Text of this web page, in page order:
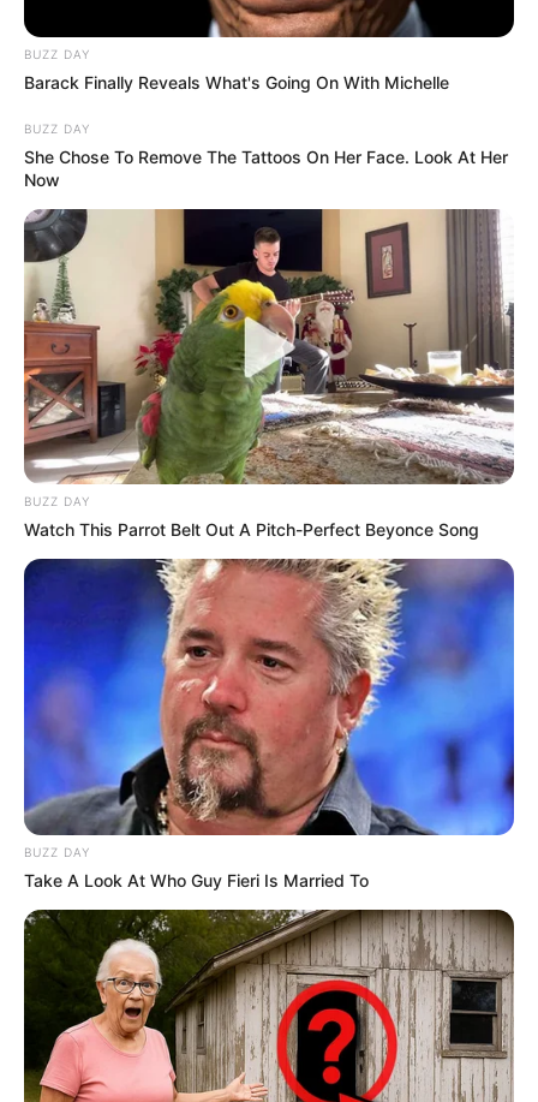
NICOLÁS PETRO
tener pruebas de tráfico de influencias
contra Daysuris Vásquez
DAYSURIS VÁSQUEZ
Abogado de Nicolás Petro
llamó incompetente al juez
de la audiencia de
principio de oportunidad
de Day Vásquez
NICOLÁS PETRO
Fiscalía asegura que
fugarse del país:
"Negociar con ella o irnos
del país"
ATLÁNTICO
Caso Nicolás Petro: juez
acepta incluir movimientos
financieros, migratorios y
reportes de Datacrédito
como pruebas
NICOLÁS PETRO
En el juicio, la defensa de
Nicolás Petro podrá usar
documentos y
declaraciones que Day
Vásquez entregó a medios
BUZZ DAY
Barack Finally Reveals What's Going On With Michelle
BUZZ DAY
She Chose To Remove The Tattoos On Her Face. Look At Her
Now
BUZZ DAY
Watch This Parrot Belt Out A Pitch-Perfect Beyonce Song
BUZZ DAY
Take A Look At Who Guy Fieri Is Married To